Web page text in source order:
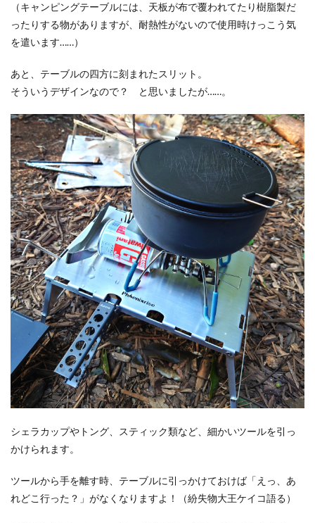
（キャンピングテーブルには、天板が布で覆われてたり樹脂製だ
ったりする物がありますが、耐熱性がないので使用時けっこう気
を遣います……）
あと、テーブルの四方に刻まれたスリット。
そういうデザインなので？ と思いましたが……。
シェラカップやトング、スティック類など、細かいツールを引っ
かけられます。
ツールから手を離す時、テーブルに引っかけておけば「えっ、あ
れどこ行った？」がなくなりますよ！（紛失物大王ケイコ語る）